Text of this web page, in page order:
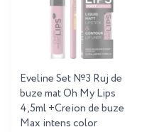
Eveline Set №3 Ruj de
buze mat Oh My Lips
4,5ml +Creion de buze
Max intens color